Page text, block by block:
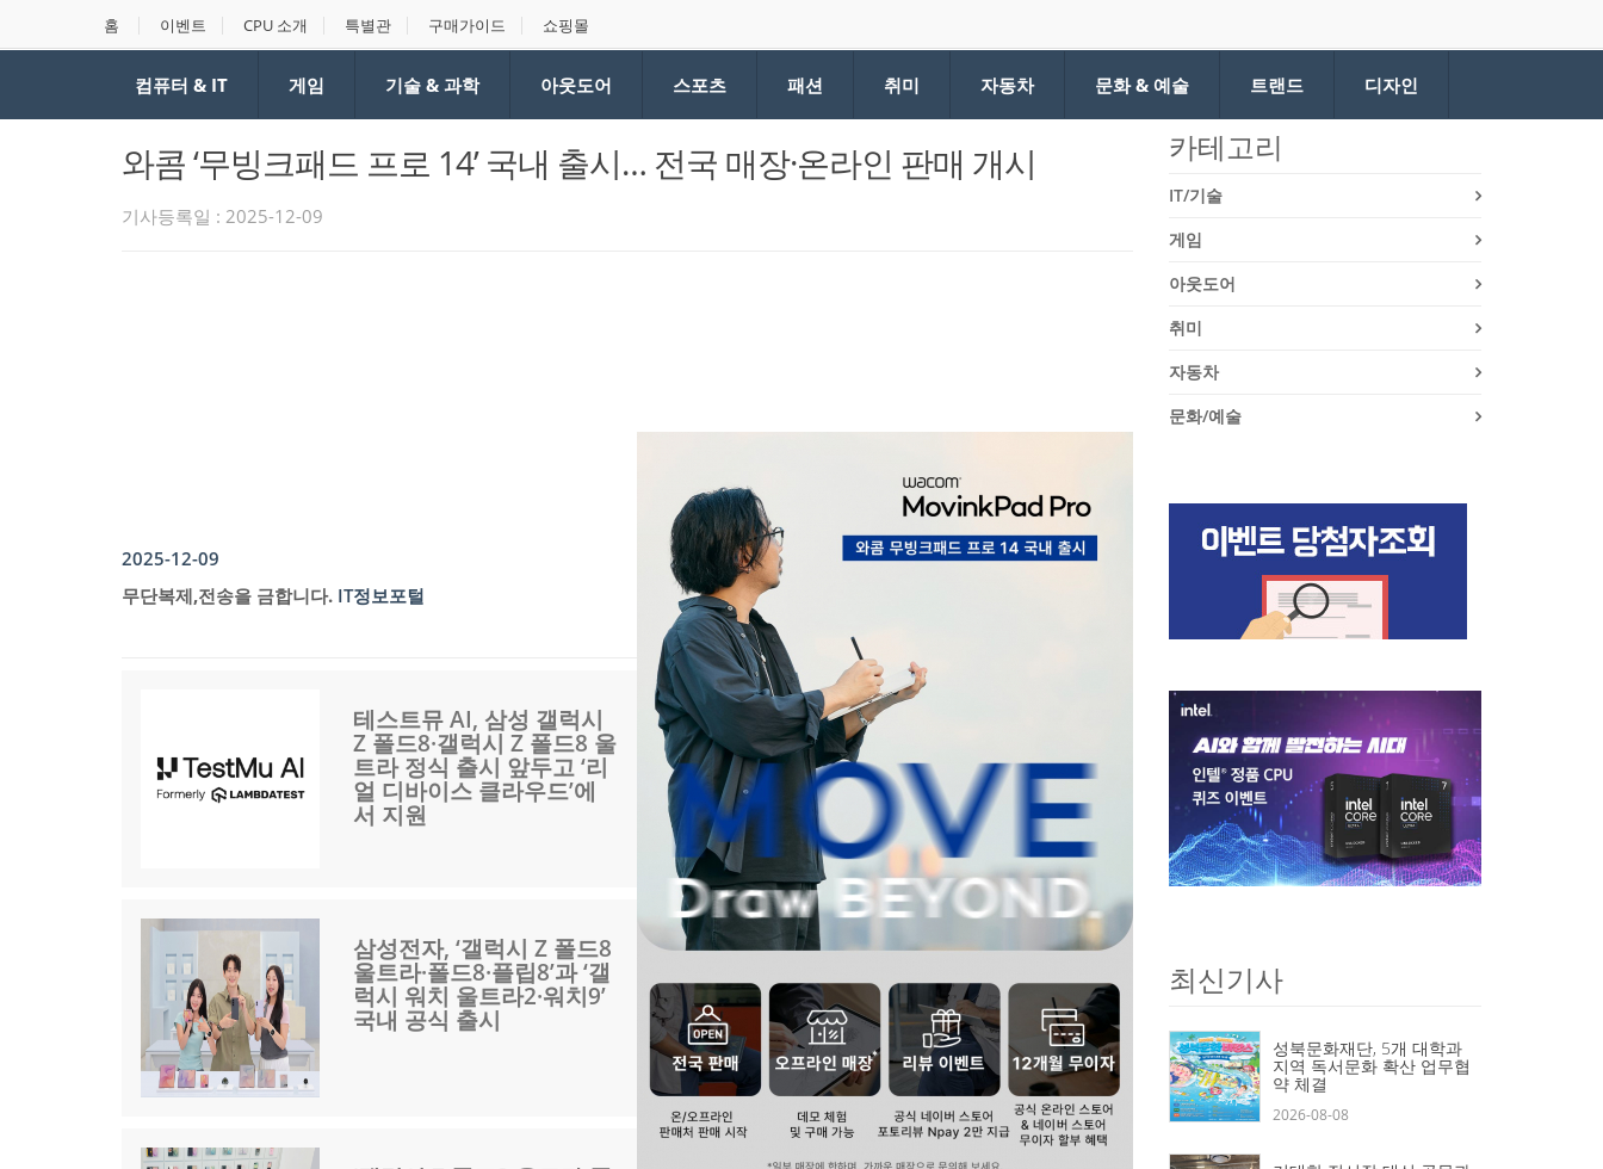
홈 이벤트 CPU 소개 특별관 구매가이드 쇼핑몰
컴퓨터 & IT 게임 기술 & 과학 아웃도어 스포츠 패션 취미 자동차 문화 & 예술 트랜드 디자인
와콤 ‘무빙크패드 프로 14’ 국내 출시… 전국 매장·온라인 판매 개시
기사등록일 : 2025-12-09
2025-12-09
무단복제,전송을 금합니다. IT정보포털
테스트뮤 AI, 삼성 갤럭시
Z 폴드8·갤럭시 Z 폴드8 울
트라 정식 출시 앞두고 ‘리
얼 디바이스 클라우드’에
서 지원
삼성전자, ‘갤럭시 Z 폴드8
울트라·폴드8·플립8’과 ‘갤
럭시 워치 울트라2·워치9’
국내 공식 출시
카테고리
IT/기술
게임
아웃도어
취미
자동차
문화/예술
최신기사
성북문화재단, 5개 대학과
지역 독서문화 확산 업무협
약 체결
2026-08-08